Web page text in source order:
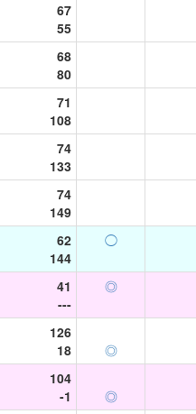
67
55
68
80
71
108
74
133
74
149
62
144
◯
41
---
◎
126
18
◎
104
-1
◎